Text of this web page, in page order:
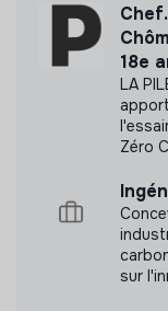
N'a pas
transparence
18e
LA
Zéro
sur